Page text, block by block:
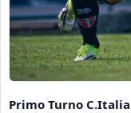
Primo Turno